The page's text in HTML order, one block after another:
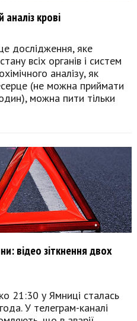
крові
дослідження, яке
всіх органів і систем
аналізу, як
(не можна приймати
можна пити тільки
відео зіткнення двох
21:30 у Ямниці сталась
У телеграм-каналі